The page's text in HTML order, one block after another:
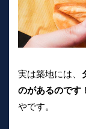
実は築地には、
のがあるのです！
やです。